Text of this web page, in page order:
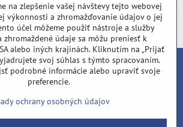
Odoberať
vládne zhon a stres, je načase zastaviť sa a
správne. Prinášame Vám knihy, ktoré Vám
hodnoty a nový nahľad na život.
na zlepšenie vašej návštevy tejto webovej
výkonnosti a zhromažďovanie údajov o jej
účel môžeme použiť nástroje a služby
údaje sa môžu preniesť k
alebo iných krajinách. Kliknutím na „Prijať
svoj súhlas s týmto spracovaním.
podrobné informácie alebo upraviť svoje
preferencie.
ochrany osobných údajov